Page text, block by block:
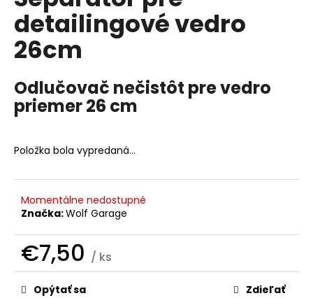
0,0
z
5
hviezdičiek.
detailingové vedro
26cm
Odlučovač nečistôt pre vedro
priemer 26 cm
Položka bola vypredaná…
Momentálne nedostupné
Značka:Wolf Garage
€7,50 / ks
Jednotková
cena:Opýtať sa Zdieľať
á
j
s
?
O
d
p
o